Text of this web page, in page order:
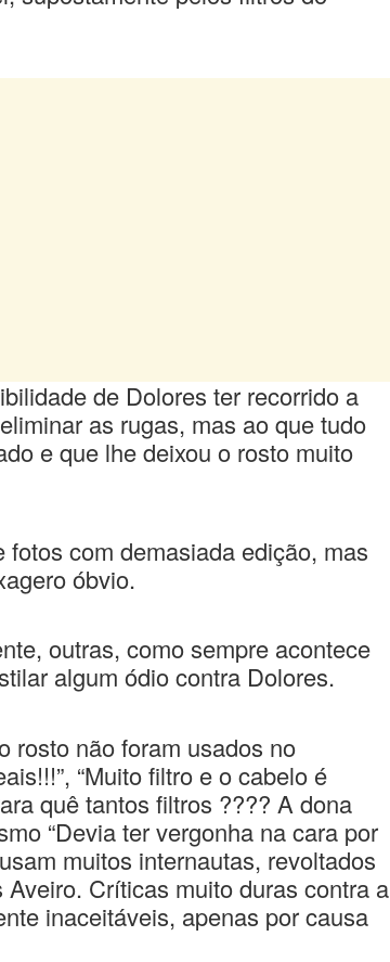
de Dolores ter recorrido a
as rugas, mas ao que tudo
e que lhe deixou o rosto muito
com demasiada edição, mas
óbvio.
outras, como sempre acontece
algum ódio contra Dolores.
rosto não foram usados no
“Muito filtro e o cabelo é
quê tantos filtros ???? A dona
“Devia ter vergonha na cara por
muitos internautas, revoltados
Críticas muito duras contra a
inaceitáveis, apenas por causa